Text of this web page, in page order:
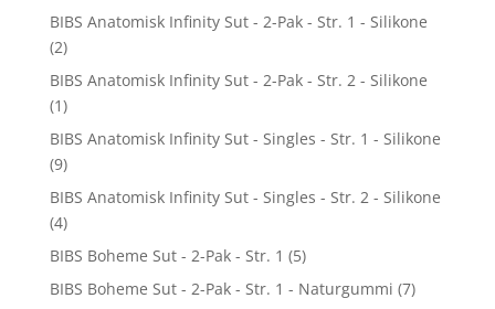
BIBS Anatomisk Infinity Sut - 2-Pak - Str. 1 - Silikone
(2)
BIBS Anatomisk Infinity Sut - 2-Pak - Str. 2 - Silikone
(1)
BIBS Anatomisk Infinity Sut - Singles - Str. 1 - Silikone
(9)
BIBS Anatomisk Infinity Sut - Singles - Str. 2 - Silikone
(4)
BIBS Boheme Sut - 2-Pak - Str. 1 (5)
BIBS Boheme Sut - 2-Pak - Str. 1 - Naturgummi (7)